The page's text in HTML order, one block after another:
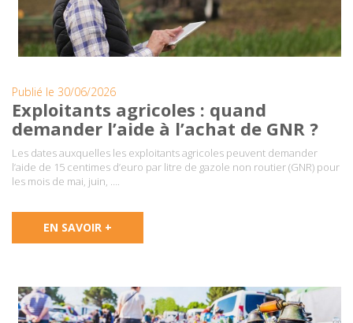
Publié le 30/06/2026
Exploitants agricoles : quand
demander l’aide à l’achat de GNR ?
Les dates auxquelles les exploitants agricoles peuvent demander
l’aide de 15 centimes d’euro par litre de gazole non routier (GNR) pour
les mois de mai, juin, ….
EN SAVOIR +